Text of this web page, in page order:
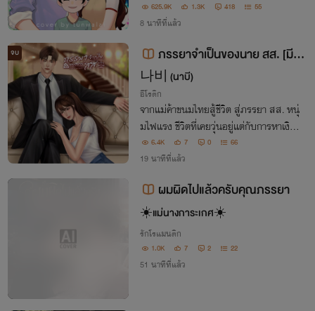
625.9K 1.3K 418 55
8 นาทีที่แล้ว
จบ
ภรรยาจำเป็นของนาย สส. [มี E
-BOOK]
나비 (นาบี)
อีโรติก
จากแม่ค้าขนมไทยสู้ชีวิต สู่ภรรยา สส. หนุ่
มไฟแรง ชีวิตที่เคยวุ่นอยู่แต่กับการหาเงิน ก
ลับต้องมาเกี่ยวข้องกับเกมการเมือง…ลาก่
อนชีวิตที่แสนสงบสุขของฉัน!
6.4K 7 0 66
19 นาทีที่แล้ว
ผมผิดไปแล้วครับคุณภรรยา
☀️แม่นางการะเกศ☀️
รักโรแมนติก
1.0K 7 2 22
51 นาทีที่แล้ว